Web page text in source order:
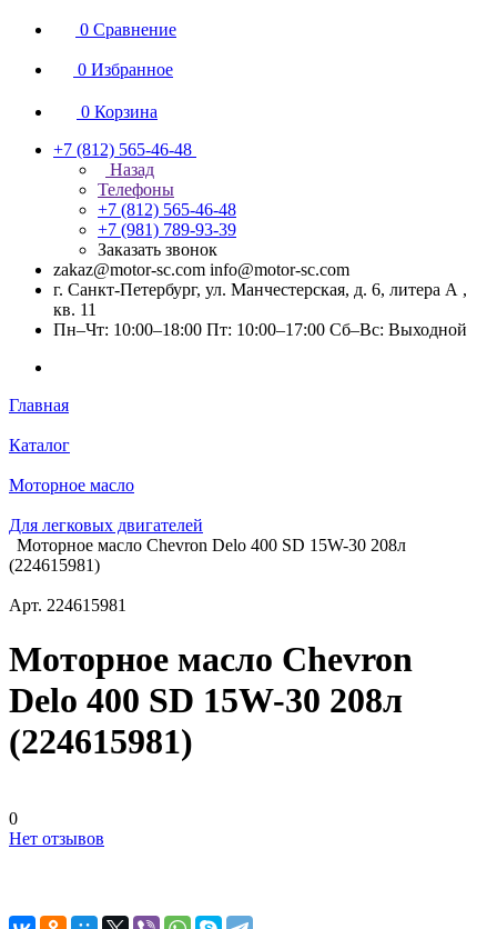
0 Сравнение
0 Избранное
0 Корзина
+7 (812) 565-46-48
Назад
Телефоны
+7 (812) 565-46-48
+7 (981) 789-93-39
Заказать звонок
zakaz@motor-sc.com info@motor-sc.com
г. Санкт-Петербург, ул. Манчестерская, д. 6, литера А ,
кв. 11
Пн–Чт: 10:00–18:00 Пт: 10:00–17:00 Сб–Вс: Выходной
Главная
Каталог
Моторное масло
Для легковых двигателей
Моторное масло Chevron Delo 400 SD 15W-30 208л
(224615981)
Арт. 224615981
Моторное масло Chevron
Delo 400 SD 15W-30 208л
(224615981)
0
Нет отзывов